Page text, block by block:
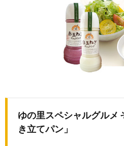
ゆの里スペシャルグル
き立てパン」